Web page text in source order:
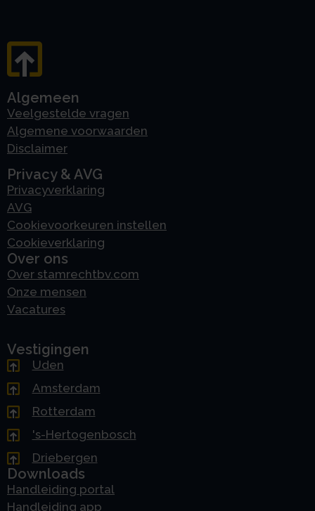
Algemeen
Veelgestelde vragen
Algemene voorwaarden
Disclaimer
Privacy & AVG
Privacyverklaring
AVG
Cookievoorkeuren instellen
Cookieverklaring
Over ons
Over stamrechtbv.com
Onze mensen
Vacatures
Vestigingen
Uden
Amsterdam
Rotterdam
's-Hertogenbosch
Driebergen
Downloads
Handleiding portal
Handleiding app